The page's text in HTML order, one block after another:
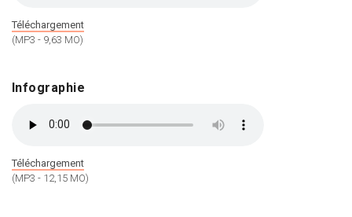
Téléchargement
(MP3 - 9,63 MO)
Infographie
Téléchargement
(MP3 - 12,15 MO)